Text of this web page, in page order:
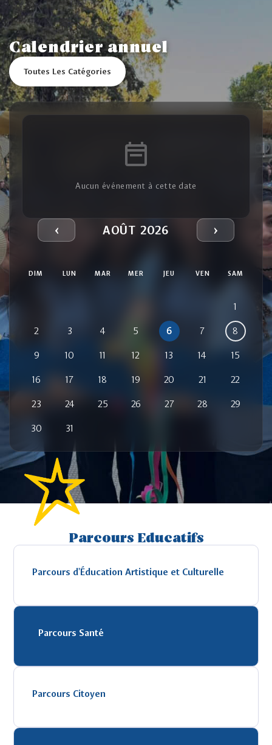
Calendrier annuel
Toutes Les Catégories
Aucun événement à cette date
‹ AOÛT 2026 ›
DIM LUN MAR MER JEU VEN SAM
1
2 3 4 5 6 7 8
9 10 11 12 13 14 15
16 17 18 19 20 21 22
23 24 25 26 27 28 29
30 31
Parcours Educatifs
Parcours d'Éducation Artistique et Culturelle
Parcours Santé
Parcours Citoyen